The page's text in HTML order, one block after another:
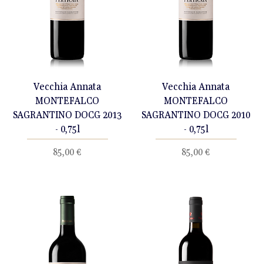
Vecchia Annata
MONTEFALCO
SAGRANTINO DOCG 2013
- 0,75l
Prezzo
85,00 €
Vecchia Annata
MONTEFALCO
SAGRANTINO DOCG 2010
- 0,75l
Prezzo
85,00 €